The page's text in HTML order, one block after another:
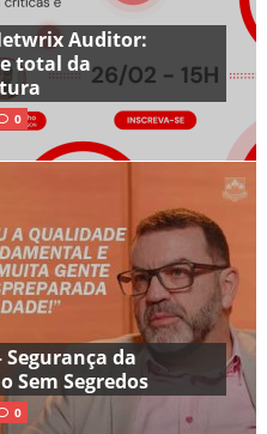
Auditor:
total da
0
Segurança da
Sem Segredos
0